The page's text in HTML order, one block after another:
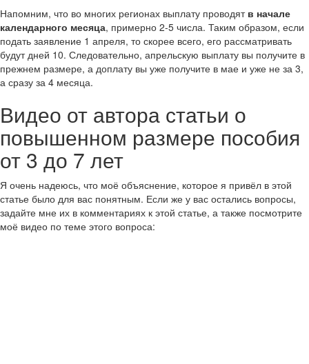
Напомним, что во многих регионах выплату проводятв начале
календарного месяца, примерно 2-5 числа. Таким образом, если
подать заявление 1 апреля, то скорее всего, его рассматривать
будут дней 10. Следовательно, апрельскую выплату вы получите в
прежнем размере, а доплату вы уже получите в мае и уже не за 3,
а сразу за 4 месяца.
Видео от автора статьи о
повышенном размере пособия
от 3 до 7 лет
Я очень надеюсь, что моё объяснение, которое я привёл в этой
статье было для вас понятным. Если же у вас остались вопросы,
задайте мне их в комментариях к этой статье, а также посмотрите
моё видео по теме этого вопроса: